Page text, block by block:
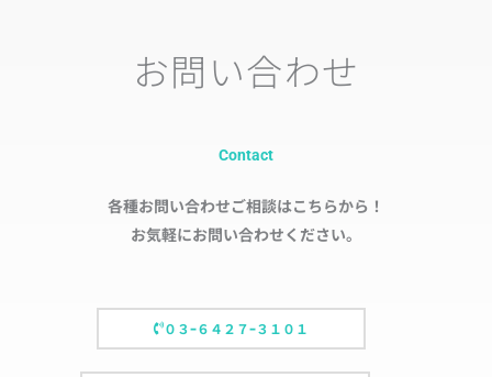
お問い合わせ
Contact
各種お問い合わせご相談はこちらから！
お気軽にお問い合わせください。
０３ｰ６４２７ｰ３１０１